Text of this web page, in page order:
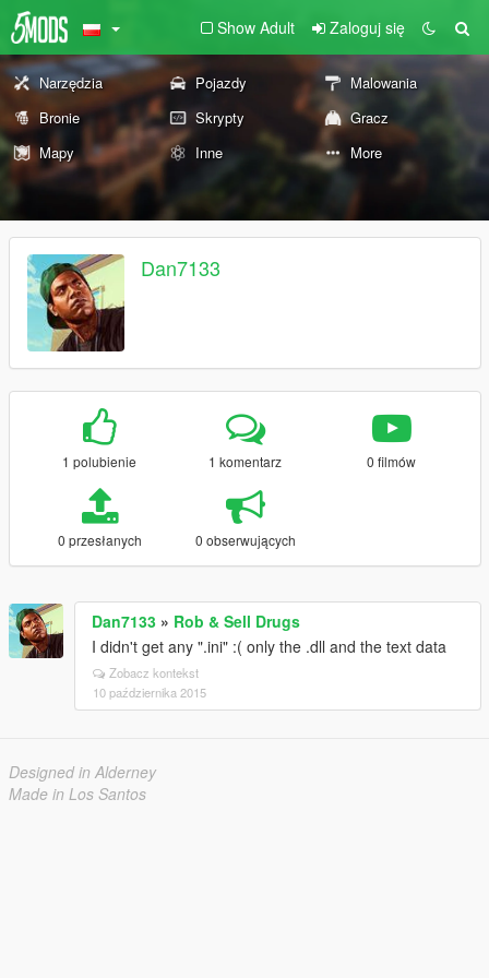
Show Adult Zaloguj się
Narzędzia Pojazdy
Malowania
Bronie
Skrypty
Gracz
Mapy
Inne More
Dan7133
1 polubienie 1 komentarz 0 filmów
0 przesłanych 0 obserwujących
Dan7133 » Rob & Sell Drugs
I didn't get any ".ini" :( only the .dll and the text data
Zobacz kontekst
10 października 2015
Designed in Alderney
Made in Los Santos